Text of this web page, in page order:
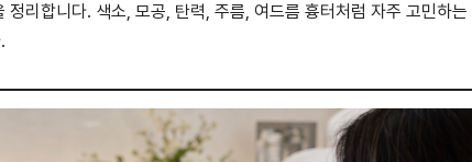
리합니다. 색소, 모공, 탄력, 주름, 여드름 흉터처럼 자주 고민하는